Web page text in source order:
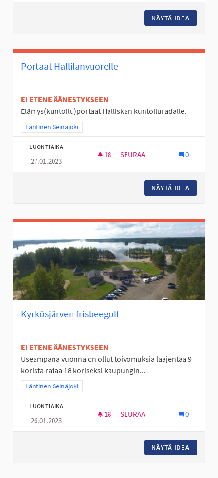
NÄYTÄ IDEA
Portaat Hallilanvuorelle
EI ETENE ÄÄNESTYKSEEN
Elämys(kuntoilu)portaat Halliskan kuntoiluradalle.
Rajaa tulokset teeman mukaan: Läntinen Seinäjoki
Läntinen Seinäjoki
LUONTIAIKA
27.01.2023
18 18 SEURAAJAA
SEURAA 0
NÄYTÄ IDEA
Kyrkösjärven frisbeegolf
EI ETENE ÄÄNESTYKSEEN
Useampana vuonna on ollut toivomuksia laajentaa 9
korista rataa 18 koriseksi kaupungin...
Rajaa tulokset teeman mukaan: Läntinen Seinäjoki
Läntinen Seinäjoki
LUONTIAIKA
26.01.2023
18 18 SEURAAJAA
SEURAA 0
NÄYTÄ IDEA